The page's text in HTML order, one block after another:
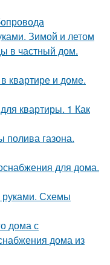
Зимой и летом
в частный дом.
квартире и доме.
квартиры. 1 Как
полива газона.
для дома.
руками. Схемы
дома с
дома из